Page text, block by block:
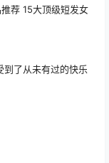
荐 15大顶级短发女
到了从未有过的快乐